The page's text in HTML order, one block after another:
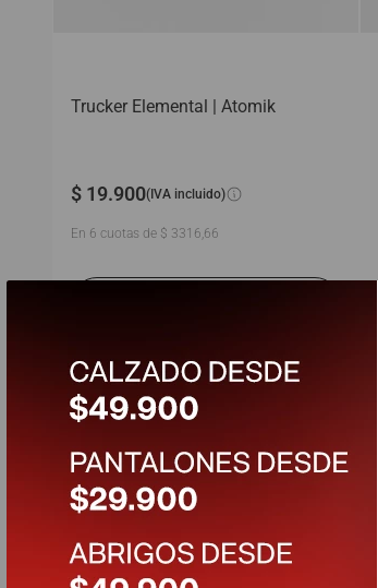
Trucker Elemental | Atomik
$ 19.900(IVA incluido)
En 6 cuotas de $ 3316,66